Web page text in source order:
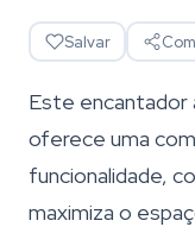
Salvar
Este
oferece uma
funcionalidade,
maximiza o